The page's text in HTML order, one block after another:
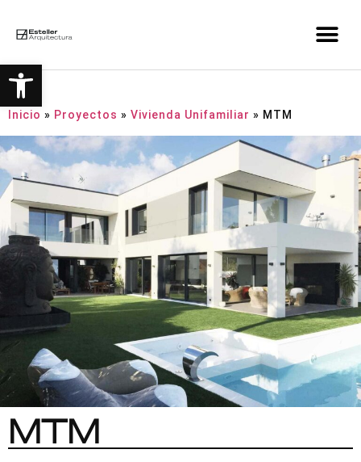
Inicio » Proyectos » Vivienda Unifamiliar » MTM
MTM
Abrir barra de